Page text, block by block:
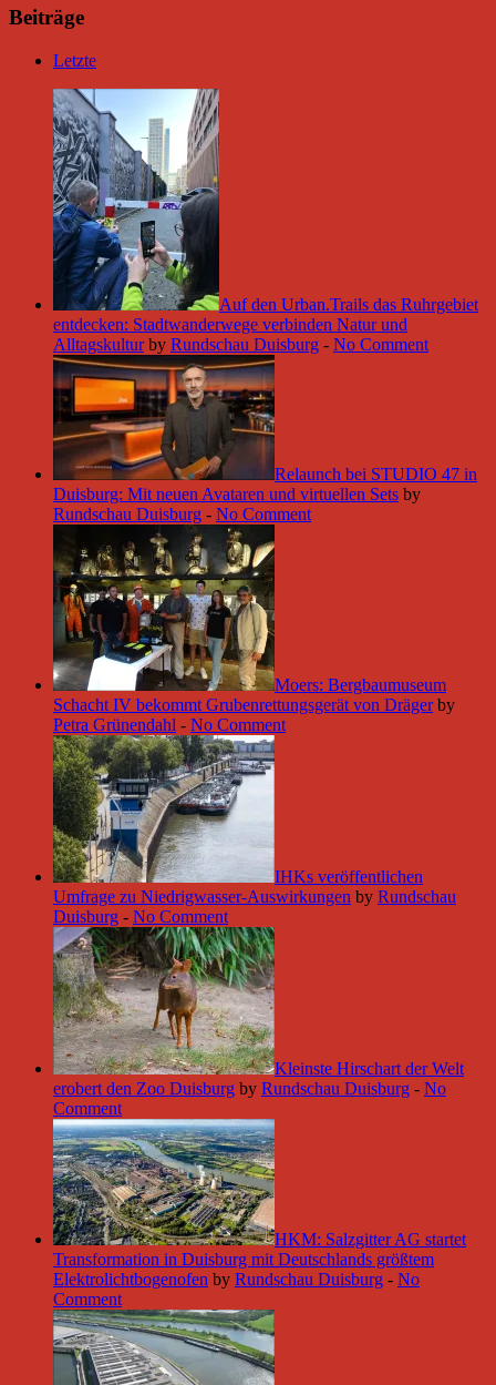
Beiträge
Letzte
Auf den Urban.Trails das Ruhrgebiet
entdecken: Stadtwanderwege verbinden Natur und
Alltagskultur by Rundschau Duisburg - No Comment
Relaunch bei STUDIO 47 in
Duisburg: Mit neuen Avataren und virtuellen Sets by
Rundschau Duisburg - No Comment
Moers: Bergbaumuseum
Schacht IV bekommt Grubenrettungsgerät von Dräger by
Petra Grünendahl - No Comment
IHKs veröffentlichen
Umfrage zu Niedrigwasser-Auswirkungen by Rundschau
Duisburg - No Comment
Kleinste Hirschart der Welt
erobert den Zoo Duisburg by Rundschau Duisburg - No
Comment
HKM: Salzgitter AG startet
Transformation in Duisburg mit Deutschlands größtem
Elektrolichtbogenofen by Rundschau Duisburg - No
Comment